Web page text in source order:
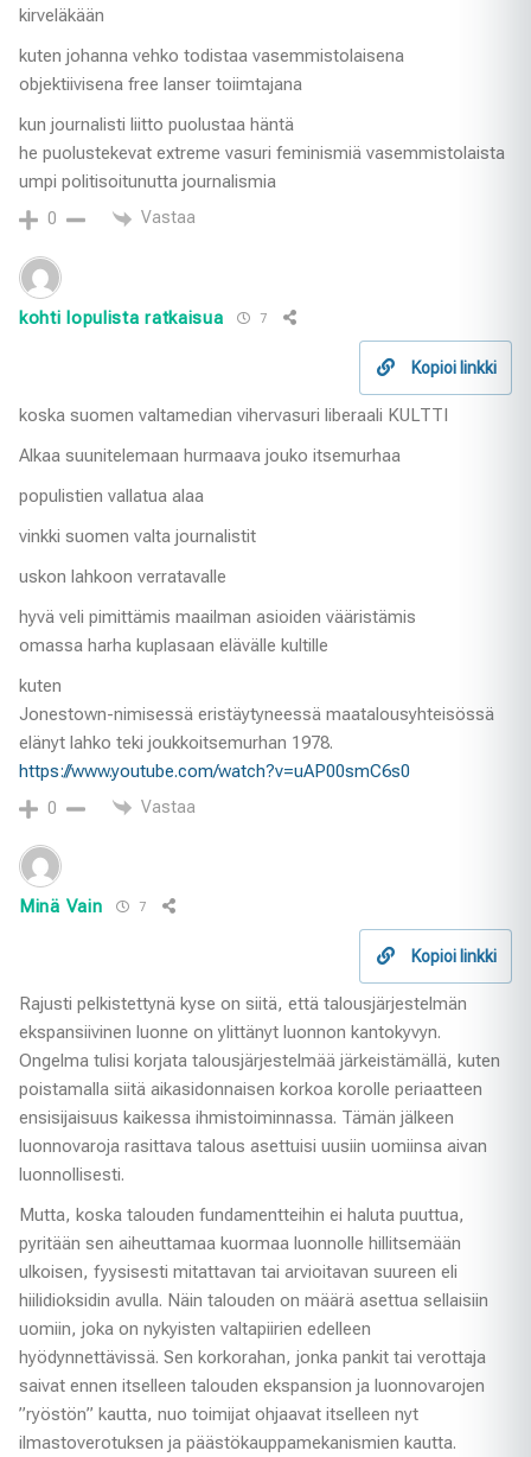
kirveläkään
kuten johanna vehko todistaa vasemmistolaisena
objektiivisena free lanser toiimtajana
kun journalisti liitto puolustaa häntä
he puolustekevat extreme vasuri feminismiä vasemmistolaista
umpi politisoitunutta journalismia
0 Vastaa
kohti lopulista ratkaisua 7
Kopioi linkki
koska suomen valtamedian vihervasuri liberaali KULTTI
Alkaa suunitelemaan hurmaava jouko itsemurhaa
populistien vallatua alaa
vinkki suomen valta journalistit
uskon lahkoon verratavalle
hyvä veli pimittämis maailman asioiden vääristämis
omassa harha kuplasaan elävälle kultille
kuten
Jonestown-nimisessä eristäytyneessä maatalousyhteisössä
elänyt lahko teki joukkoitsemurhan 1978.
https://www.youtube.com/watch?v=uAP00smC6s0
0 Vastaa
Minä Vain 7
Kopioi linkki
Rajusti pelkistettynä kyse on siitä, että talousjärjestelmän
ekspansiivinen luonne on ylittänyt luonnon kantokyvyn.
Ongelma tulisi korjata talousjärjestelmää järkeistämällä, kuten
poistamalla siitä aikasidonnaisen korkoa korolle periaatteen
ensisijaisuus kaikessa ihmistoiminnassa. Tämän jälkeen
luonnovaroja rasittava talous asettuisi uusiin uomiinsa aivan
luonnollisesti.
Mutta, koska talouden fundamentteihin ei haluta puuttua,
pyritään sen aiheuttamaa kuormaa luonnolle hillitsemään
ulkoisen, fyysisesti mitattavan tai arvioitavan suureen eli
hiilidioksidin avulla. Näin talouden on määrä asettua sellaisiin
uomiin, joka on nykyisten valtapiirien edelleen
hyödynnettävissä. Sen korkorahan, jonka pankit tai verottaja
saivat ennen itselleen talouden ekspansion ja luonnovarojen
”ryöstön” kautta, nuo toimijat ohjaavat itselleen nyt
ilmastoverotuksen ja päästökauppamekanismien kautta.